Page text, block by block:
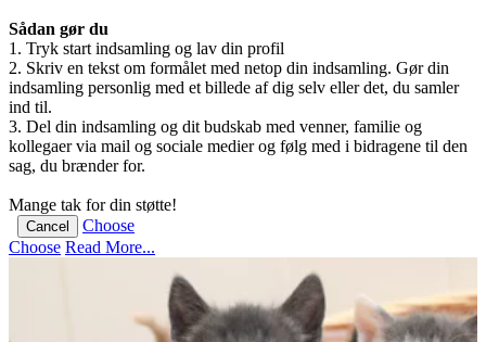
Sådan gør du
1. Tryk start indsamling og lav din profil
2. Skriv en tekst om formålet med netop din indsamling. Gør din
indsamling personlig med et billede af dig selv eller det, du samler
ind til.
3. Del din indsamling og dit budskab med venner, familie og
kollegaer via mail og sociale medier og følg med i bidragene til den
sag, du brænder for.
Mange tak for din støtte!
Cancel
Choose
Choose Read More...